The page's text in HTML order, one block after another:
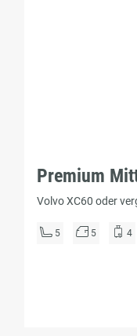
Premium
Volvo XC60 oder
5 5 4